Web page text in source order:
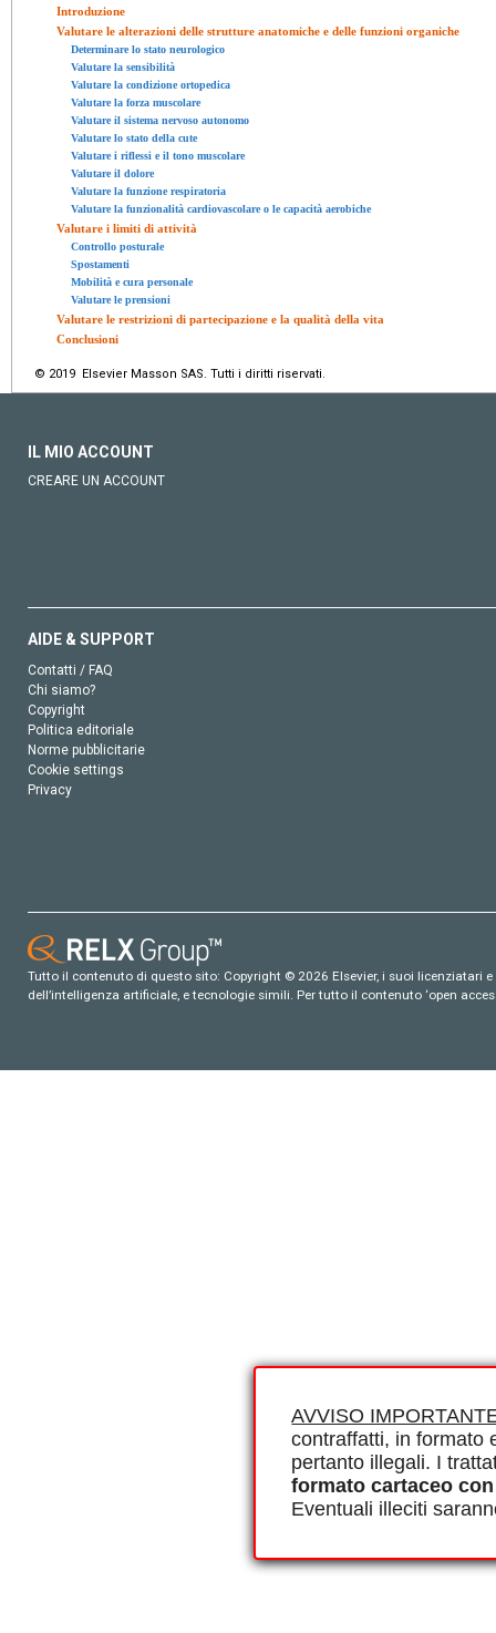
AVVISO
contraffatti, in formato
pertanto illegali. I
formato cartaceo
Eventuali illeciti
Introduzione
Valutare le alterazioni delle strutture anatomiche e delle funzioni organiche
Determinare lo stato neurologico
Valutare la sensibilità
Valutare la condizione ortopedica
Valutare la forza muscolare
Valutare il sistema nervoso autonomo
Valutare lo stato della cute
Valutare i riflessi e il tono muscolare
Valutare il dolore
Valutare la funzione respiratoria
Valutare la funzionalità cardiovascolare o le capacità aerobiche
Valutare i limiti di attività
Controllo posturale
Spostamenti
Mobilità e cura personale
Valutare le prensioni
Valutare le restrizioni di partecipazione e la qualità della vita
Conclusioni
© 2019 Elsevier Masson SAS. Tutti i diritti riservati.
IL MIO ACCOUNT
CREARE UN ACCOUNT
AIDE & SUPPORT
Contatti / FAQ
Chi siamo?
Copyright
Politica editoriale
Norme pubblicitarie
Cookie settings
Privacy
Tutto il contenuto di questo sito: Copyright © 2026 Elsevier, i suoi
dell’intelligenza artificiale, e tecnologie simili. Per tutto il contenuto ‘open